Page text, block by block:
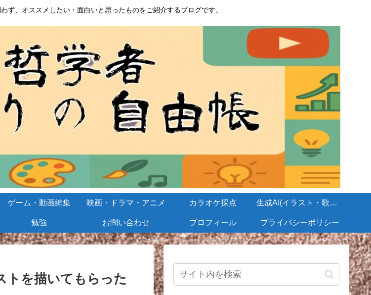
、オススメしたい・面白いと思ったものをご紹介するブログです。
ゲーム・動画編集 映画・ドラマ・アニメ カラオケ採点 生成AI(イラスト・歌・BGM)
勉強 お問い合わせ プロフィール プライバシーポリシー
トを描いてもらった